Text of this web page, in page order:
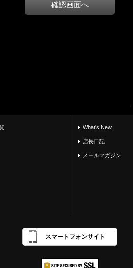
What's New
店長日記
メールマガジン
スマートフォンサイト